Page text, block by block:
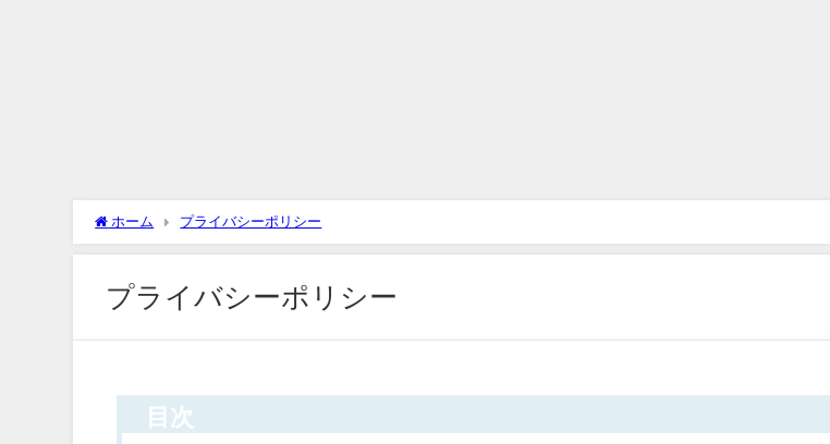
ホーム プライバシーポリシー
プライバシーポリシー
目次